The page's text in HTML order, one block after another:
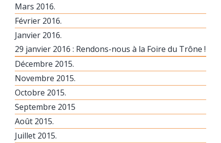
Mars 2016.
Février 2016.
Janvier 2016.
29 janvier 2016 : Rendons-nous à la Foire du Trône !
Décembre 2015.
Novembre 2015.
Octobre 2015.
Septembre 2015
Août 2015.
Juillet 2015.